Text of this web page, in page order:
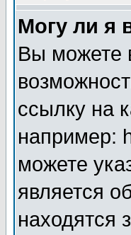
Могу ли я
Вы можете
ссылку на
например:
можете
является
находятся